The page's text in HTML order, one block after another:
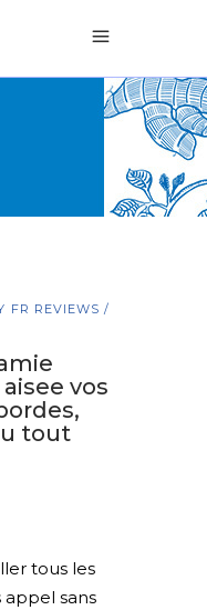
FR REVIEWS
vos
tout
tous les
appel sans